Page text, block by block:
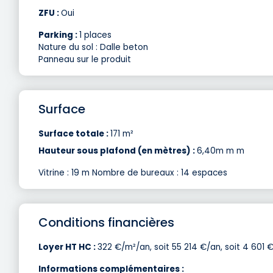
ZFU :Oui
Parking :1 places
Nature du sol : Dalle beton
Panneau sur le produit
Surface
Surface totale :171 m²
Hauteur sous plafond (en mètres) :6,40m m m
Vitrine : 19 m Nombre de bureaux : 14 espaces
Conditions financières
Loyer HT HC :322 €/m²/an, soit 55 214 €/an, soit 4 601
Informations complémentaires :